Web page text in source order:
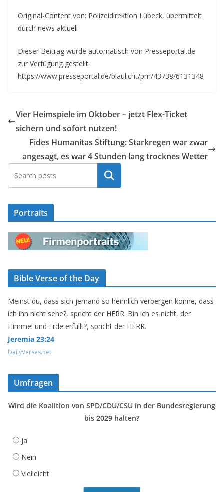
Original-Content von: Polizeidirektion Lübeck, übermittelt
durch news aktuell
Dieser Beitrag wurde automatisch von Presseportal.de
zur Verfügung gestellt:
https://www.presseportal.de/blaulicht/pm/43738/6131348
Vier Heimspiele im Oktober – jetzt Flex-Ticket
sichern und sofort nutzen!
Fides Humanitas Stiftung: Starkregen war zwar
angesagt, es war 4 Stunden lang trocknes Wetter
Suchen
Portraits
Bible Verse of the Day
Meinst du, dass sich jemand so heimlich verbergen könne, dass
ich ihn nicht sehe?, spricht der HERR. Bin ich es nicht, der
Himmel und Erde erfüllt?, spricht der HERR.
Jeremia 23:24
DailyVerses.net
Umfragen
Wird die Koalition von SPD/CDU/CSU in der Bundesregierung
bis 2029 halten?
Ja
Nein
Vielleicht